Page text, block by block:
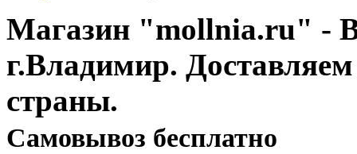
Магазин "mollnia.ru" -
г.Владимир.
страны.
Cамовывоз бесплатно